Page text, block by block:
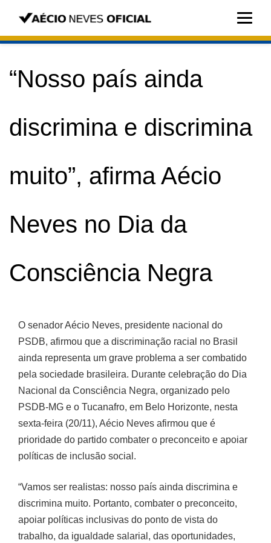
“Nosso país ainda
discrimina e discrimina
muito”, afirma Aécio
Neves no Dia da
Consciência Negra
O senador Aécio Neves, presidente nacional do
PSDB, afirmou que a discriminação racial no Brasil
ainda representa um grave problema a ser combatido
pela sociedade brasileira. Durante celebração do Dia
Nacional da Consciência Negra, organizado pelo
PSDB-MG e o Tucanafro, em Belo Horizonte, nesta
sexta-feira (20/11), Aécio Neves afirmou que é
prioridade do partido combater o preconceito e apoiar
políticas de inclusão social.
“Vamos ser realistas: nosso país ainda discrimina e
discrimina muito. Portanto, combater o preconceito,
apoiar políticas inclusivas do ponto de vista do
trabalho, da igualdade salarial, das oportunidades,